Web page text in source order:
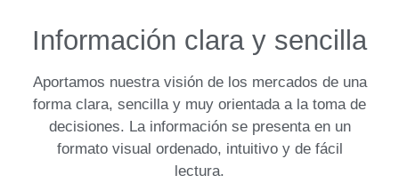
Información clara y sencilla
Aportamos nuestra visión de los mercados de una
forma clara, sencilla y muy orientada a la toma de
decisiones. La información se presenta en un
formato visual ordenado, intuitivo y de fácil
lectura.